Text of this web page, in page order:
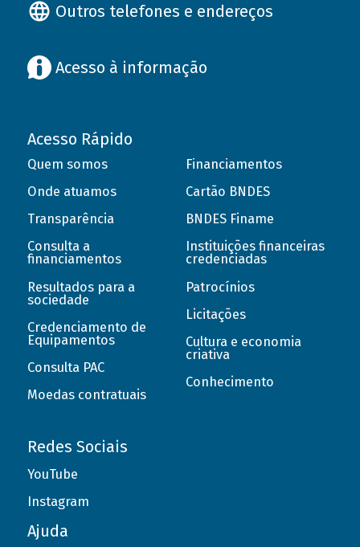
Outros telefones e endereços
Acesso à informação
Acesso Rápido
Quem somos
Onde atuamos
Transparência
Consulta a
financiamentos
Resultados para a
sociedade
Credenciamento de
Equipamentos
Consulta PAC
Moedas contratuais
Financiamentos
Cartão BNDES
BNDES Finame
Instituições financeiras
credenciadas
Patrocínios
Licitações
Cultura e economia
criativa
Conhecimento
Redes Sociais
YouTube
Instagram
Ajuda